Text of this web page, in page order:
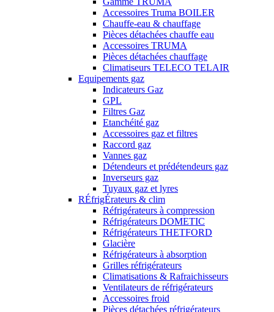
Accessoires Truma BOILER
Chauffe-eau & chauffage
Pièces détachées chauffe eau
Accessoires TRUMA
Pièces détachées chauffage
Climatiseurs TELECO TELAIR
Equipements gaz
Indicateurs Gaz
GPL
Filtres Gaz
Etanchéité gaz
Accessoires gaz et filtres
Raccord gaz
Vannes gaz
Détendeurs et prédétendeurs gaz
Inverseurs gaz
Tuyaux gaz et lyres
RÉfrigÉrateurs & clim
Réfrigérateurs à compression
Réfrigérateurs DOMETIC
Réfrigérateurs THETFORD
Glacière
Réfrigérateurs à absorption
Grilles réfrigérateurs
Climatisations & Rafraichisseurs
Ventilateurs de réfrigérateurs
Accessoires froid
Pièces détachées réfrigérateurs